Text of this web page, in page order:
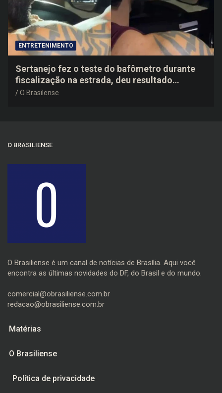
ENTRETENIMENTO
Sertanejo fez o teste do bafômetro durante
fiscalização na estrada, deu resultado
negativo e elogiou o trabalho dos agentes de
O Brasilense
O BRASILIENSE
O Brasiliense é um canal de notícias de Brasília. Aqui você
encontra as últimas novidades do DF, do Brasil e do mundo.
comercial@obrasiliense.com.br
redacao@obrasiliense.com.br
Matérias
O Brasiliense
Política de privacidade